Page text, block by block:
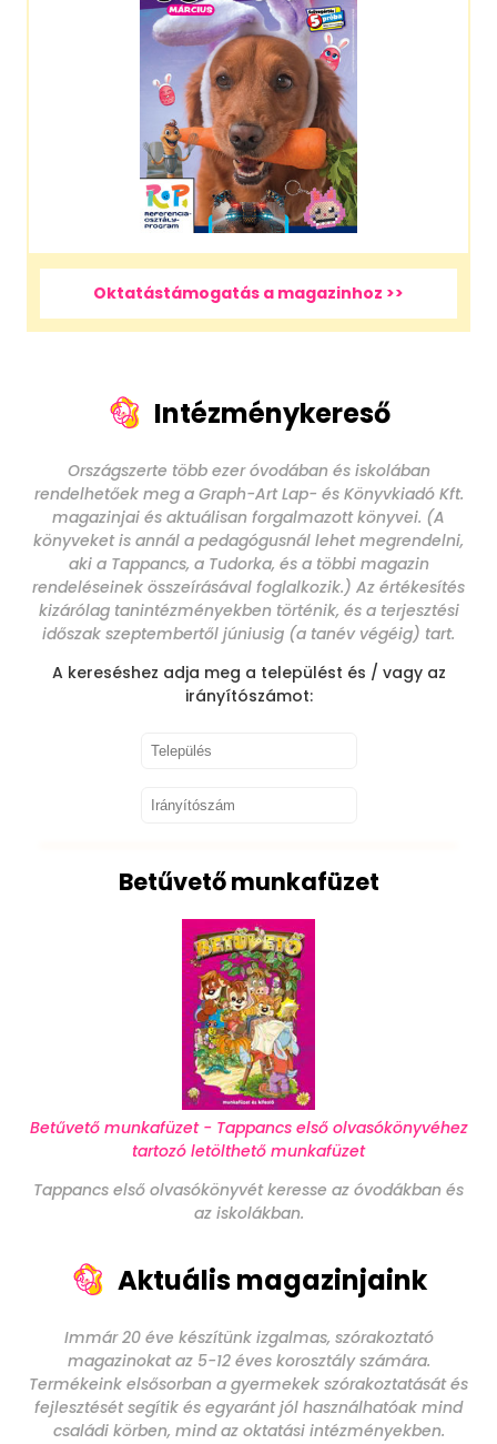
Oktatástámogatás a magazinhoz >>
Intézménykereső
Országszerte több ezer óvodában és iskolában
rendelhetőek meg a Graph-Art Lap- és Könyvkiadó Kft.
magazinjai és aktuálisan forgalmazott könyvei. (A
könyveket is annál a pedagógusnál lehet megrendelni,
aki a Tappancs, a Tudorka, és a többi magazin
rendeléseinek összeírásával foglalkozik.) Az értékesítés
kizárólag tanintézményekben történik, és a terjesztési
időszak szeptembertől júniusig (a tanév végéig) tart.
A kereséshez adja meg a települést és / vagy az
irányítószámot:
Betűvető munkafüzet
Betűvető munkafüzet - Tappancs első olvasókönyvéhez
tartozó letölthető munkafüzet
Tappancs első olvasókönyvét keresse az óvodákban és
az iskolákban.
Aktuális magazinjaink
Immár 20 éve készítünk izgalmas, szórakoztató
magazinokat az 5-12 éves korosztály számára.
Termékeink elsősorban a gyermekek szórakoztatását és
fejlesztését segítik és egyaránt jól használhatóak mind
családi körben, mind az oktatási intézményekben.